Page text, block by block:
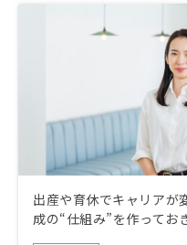
出産や育休でキャリアが
成の“仕組み”を作ってお